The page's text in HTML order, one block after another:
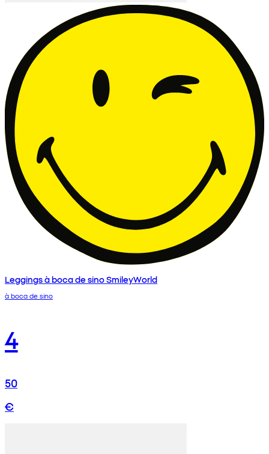
Leggings à boca de sino SmileyWorld
à boca de sino
4
50
€